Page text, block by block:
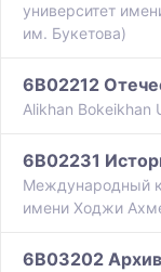
университет
им. Букетова)
6B02212
Alikhan Bokeikhan
6B02231
Международный
имени Ходжи
6B03202